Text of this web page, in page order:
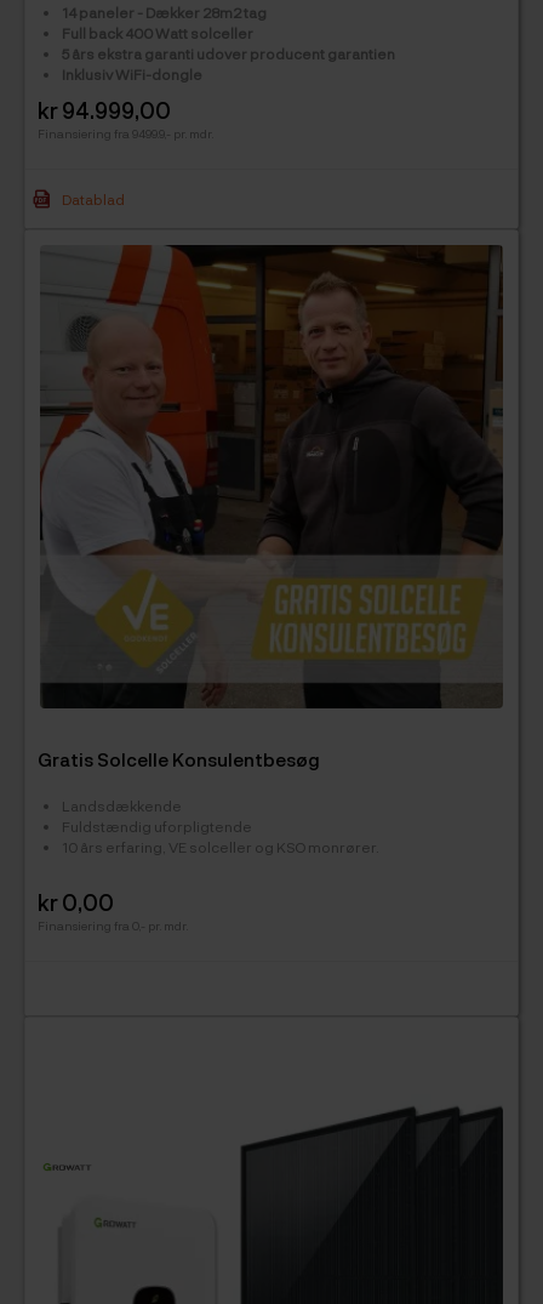
14 paneler - Dækker 28m2 tag
Full back 400 Watt solceller
5 års ekstra garanti udover producent garantien
Inklusiv WiFi-dongle
Pris
kr 94.999,00
Finansiering fra 9499.9,- pr. mdr.
Datablad
Gratis Solcelle Konsulentbesøg
Landsdækkende
Fuldstændig uforpligtende
10 års erfaring, VE solceller og KSO monrører.
Telefonnummer
Pris
kr 0,00
Finansiering fra 0,- pr. mdr.